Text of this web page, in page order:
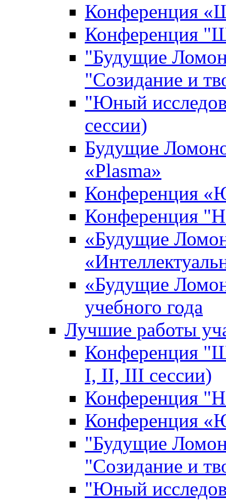
Конференция
Конференция
"Будущие
"Созидание и
"Юный
сессии)
Будущие
«Plasma»
Конференция
Конференция
«Будущие
«Будущие
учебного года
Лучшие работы
Конференция
I, II, III сессии)
Конференция
Конференция
"Будущие
"Созидание и
"Юный